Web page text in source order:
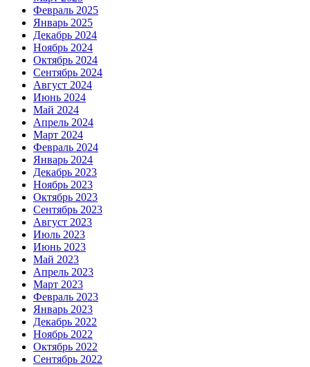
Февраль 2025
Январь 2025
Декабрь 2024
Ноябрь 2024
Октябрь 2024
Сентябрь 2024
Август 2024
Июнь 2024
Май 2024
Апрель 2024
Март 2024
Февраль 2024
Январь 2024
Декабрь 2023
Ноябрь 2023
Октябрь 2023
Сентябрь 2023
Август 2023
Июль 2023
Июнь 2023
Май 2023
Апрель 2023
Март 2023
Февраль 2023
Январь 2023
Декабрь 2022
Ноябрь 2022
Октябрь 2022
Сентябрь 2022